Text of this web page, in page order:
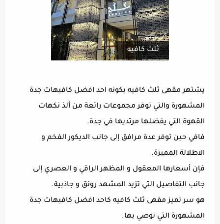
ثلث كافيه
يشتهر مقهى ثلث كافيه بكونه احد افضل كافيهات جدة
المشهورة والتي توفر مجموعات رائعة من ألذ نكهات
القهوة التي يفضلها مرتديها في جدة.
فافي حين توفر عدة مرافق إلى جانب الديكور الفخم و
الاطلالة المميزة.
فإن أسعارها المعقول و المظهر الراقي و العصري إلى
جانب التفاصيل التي تزيد المشهد رونق و جاذبية.
هو سر تميز مقهى ثلث كافيه كاحد افضل كافيهات جدة
المشهورة التي نوصي بها.